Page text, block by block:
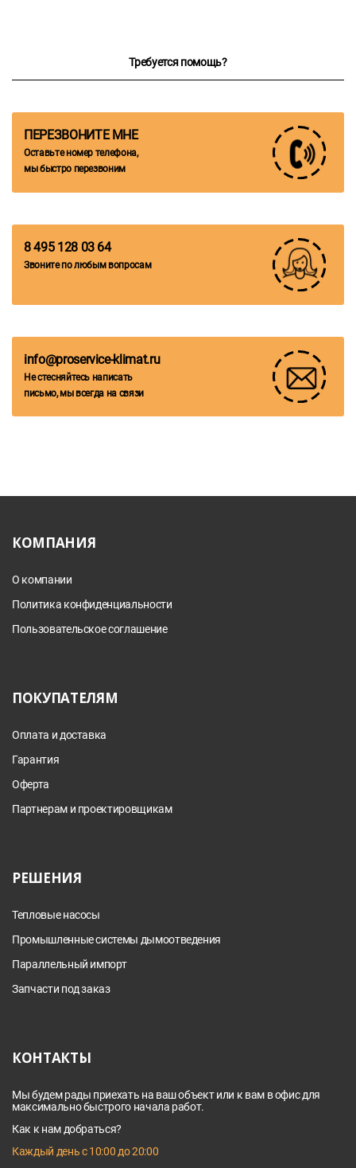
Требуется помощь?
ПЕРЕЗВОНИТЕ МНЕ
Оставьте номер телефона,
мы быстро перезвоним
8 495 128 03 64
Звоните по любым вопросам
info@proservice-klimat.ru
Не стесняйтесь написать
письмо, мы всегда на связи
КОМПАНИЯ
О компании
Политика конфиденциальности
Пользовательское соглашение
ПОКУПАТЕЛЯМ
Оплата и доставка
Гарантия
Оферта
Партнерам и проектировщикам
РЕШЕНИЯ
Тепловые насосы
Промышленные системы дымоотведения
Параллельный импорт
Запчасти под заказ
КОНТАКТЫ
Мы будем рады приехать на ваш объект или к вам в офис для
максимально быстрого начала работ.
Как к нам добраться?
Каждый день с 10:00 до 20:00